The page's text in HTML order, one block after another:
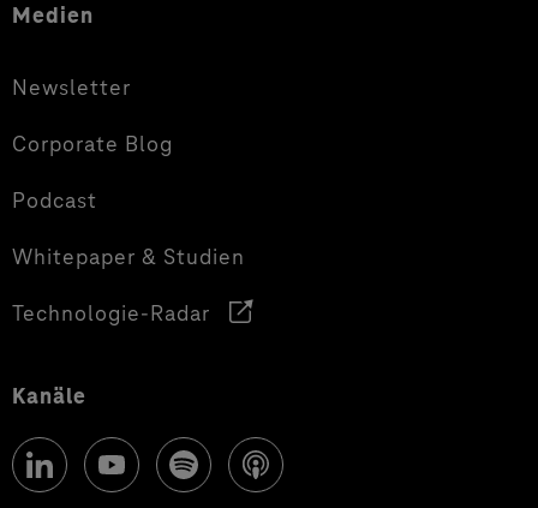
Medien
Newsletter
Corporate Blog
Podcast
Whitepaper & Studien
Technologie-Radar
Kanäle